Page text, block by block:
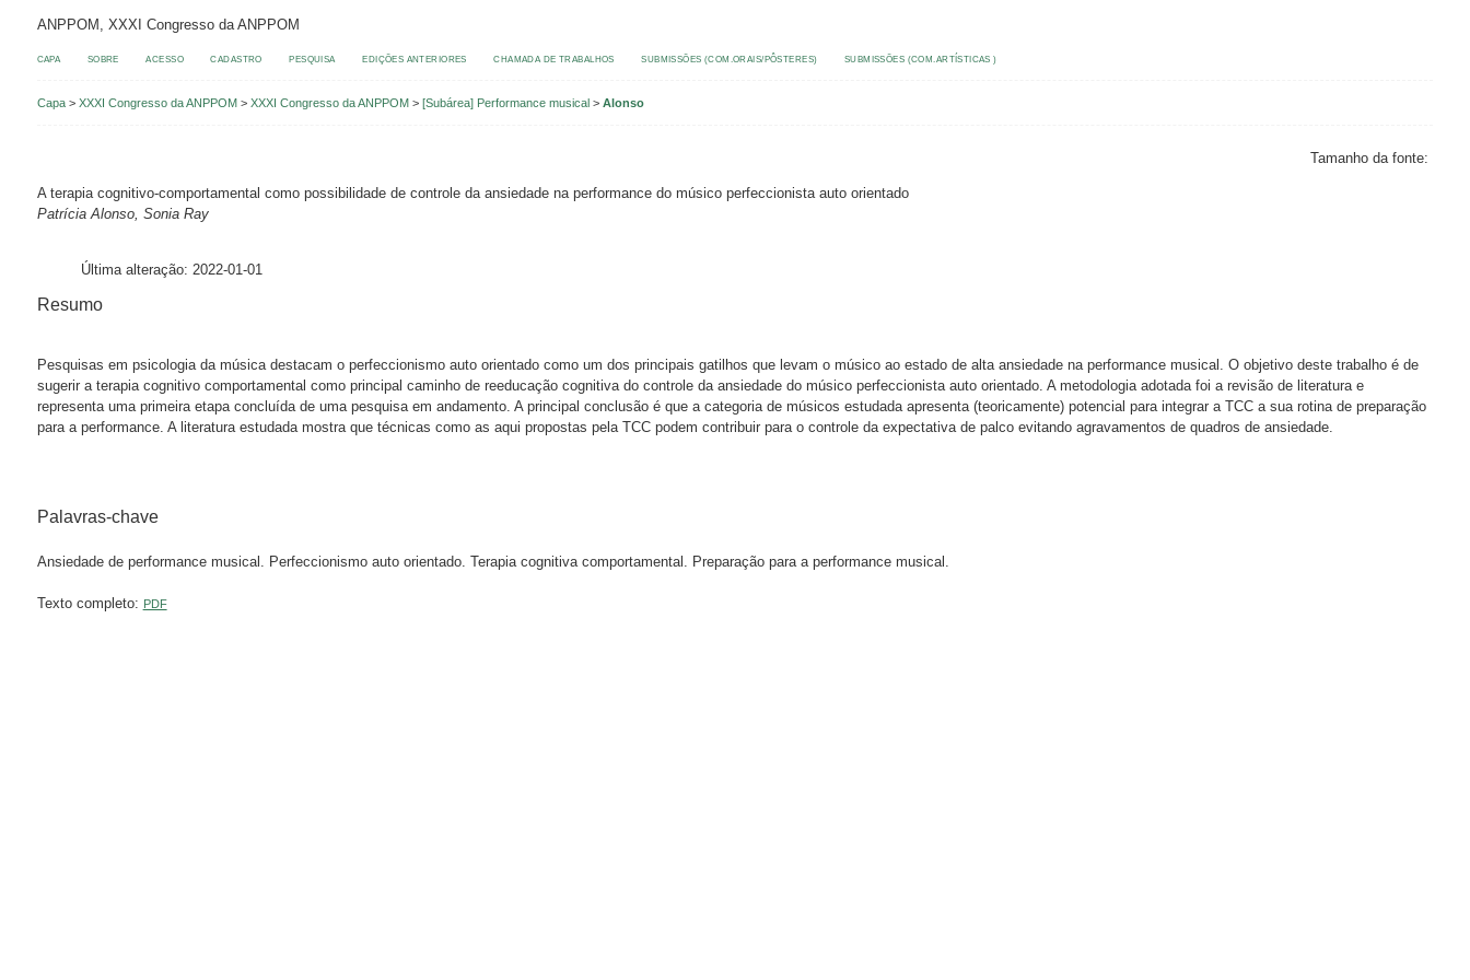
ANPPOM, XXXI Congresso da ANPPOM
CAPA SOBRE ACESSO CADASTRO PESQUISA EDIÇÕES ANTERIORES CHAMADA DE TRABALHOS SUBMISSÕES (COM.ORAIS/PÔSTERES) SUBMISSÕES (COM.ARTÍSTICAS )
Capa> XXXI Congresso da ANPPOM> XXXI Congresso da ANPPOM> [Subárea] Performance musical> Alonso
Tamanho da fonte:
A terapia cognitivo-comportamental como possibilidade de controle da ansiedade na performance do músico perfeccionista auto orientado
Patrícia Alonso, Sonia Ray
Última alteração: 2022-01-01
Resumo
Pesquisas em psicologia da música destacam o perfeccionismo auto orientado como um dos principais gatilhos que levam o músico ao estado de alta ansiedade na performance musical. O objetivo deste trabalho é de
sugerir a terapia cognitivo comportamental como principal caminho de reeducação cognitiva do controle da ansiedade do músico perfeccionista auto orientado. A metodologia adotada foi a revisão de literatura e
representa uma primeira etapa concluída de uma pesquisa em andamento. A principal conclusão é que a categoria de músicos estudada apresenta (teoricamente) potencial para integrar a TCC a sua rotina de preparação
para a performance. A literatura estudada mostra que técnicas como as aqui propostas pela TCC podem contribuir para o controle da expectativa de palco evitando agravamentos de quadros de ansiedade.
Palavras-chave
Ansiedade de performance musical. Perfeccionismo auto orientado. Terapia cognitiva comportamental. Preparação para a performance musical.
Texto completo: PDF